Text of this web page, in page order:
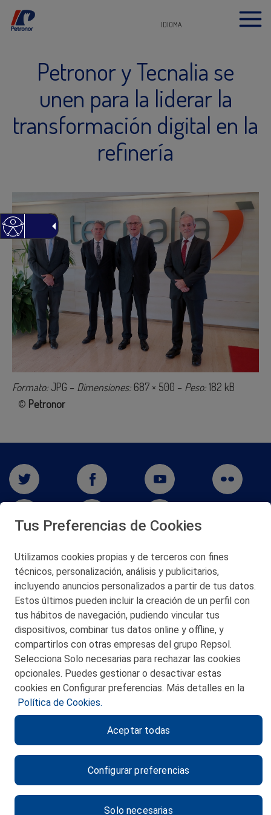
IDIOMA
Petronor y Tecnalia se
unen para la liderar la
transformación digital en la
refinería
Formato: JPG – Dimensiones: 687 × 500 – Peso:182 kB
© Petronor
San Martín 5-Edificio Muñatones,
48550 Muskiz (Bizkaia)
Telf. 946 357 000
© 2026 Petronor S.A.
CONTACTO
POLITICA DE PRIVACIDAD
AVISO LEGAL
POLITICA DE COOKIES
Tus Preferencias de Cookies
Utilizamos cookies propias y de terceros con fines
técnicos, personalización, análisis y publicitarios,
incluyendo anuncios personalizados a partir de tus datos.
Estos últimos pueden incluir la creación de un perfil con
tus hábitos de navegación, pudiendo vincular tus
dispositivos, combinar tus datos online y offline, y
compartirlos con otras empresas del grupo Repsol.
Selecciona Solo necesarias para rechazar las cookies
opcionales. Puedes gestionar o desactivar estas
cookies en Configurar preferencias. Más detalles en la
Política de Cookies.
Configurar preferencias
Solo necesarias
Aceptar todas